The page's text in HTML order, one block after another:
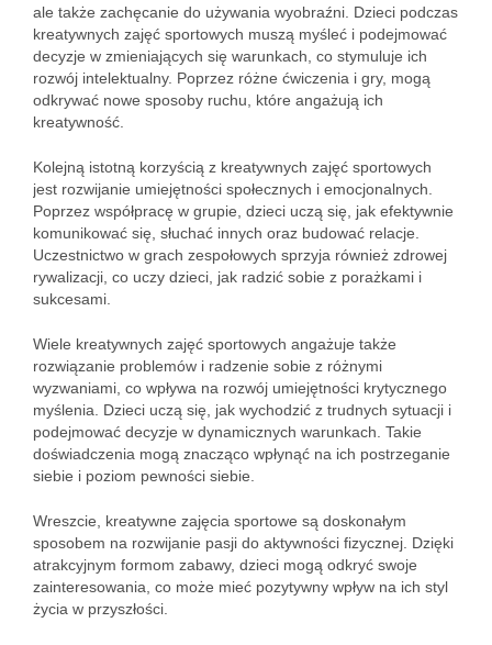
ale także zachęcanie do używania wyobraźni. Dzieci podczas
kreatywnych zajęć sportowych muszą myśleć i podejmować
decyzje w zmieniających się warunkach, co stymuluje ich
rozwój intelektualny. Poprzez różne ćwiczenia i gry, mogą
odkrywać nowe sposoby ruchu, które angażują ich
kreatywność.
Kolejną istotną korzyścią z kreatywnych zajęć sportowych
jest rozwijanie umiejętności społecznych i emocjonalnych.
Poprzez współpracę w grupie, dzieci uczą się, jak efektywnie
komunikować się, słuchać innych oraz budować relacje.
Uczestnictwo w grach zespołowych sprzyja również zdrowej
rywalizacji, co uczy dzieci, jak radzić sobie z porażkami i
sukcesami.
Wiele kreatywnych zajęć sportowych angażuje także
rozwiązanie problemów i radzenie sobie z różnymi
wyzwaniami, co wpływa na rozwój umiejętności krytycznego
myślenia. Dzieci uczą się, jak wychodzić z trudnych sytuacji i
podejmować decyzje w dynamicznych warunkach. Takie
doświadczenia mogą znacząco wpłynąć na ich postrzeganie
siebie i poziom pewności siebie.
Wreszcie, kreatywne zajęcia sportowe są doskonałym
sposobem na rozwijanie pasji do aktywności fizycznej. Dzięki
atrakcyjnym formom zabawy, dzieci mogą odkryć swoje
zainteresowania, co może mieć pozytywny wpływ na ich styl
życia w przyszłości.